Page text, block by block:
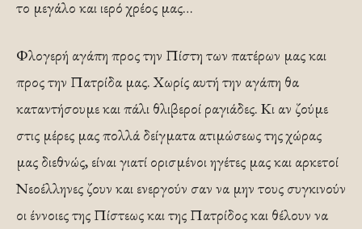
το μεγάλο και ιερό χρέος μας…
Φλογερή αγάπη προς την Πίστη των πατέρων μας και
προς την Πατρίδα μας. Χωρίς αυτή την αγάπη θα
καταντήσουμε και πάλι θλιβεροί ραγιάδες. Κι αν ζούμε
στις μέρες μας πολλά δείγματα ατιμώσεως της χώρας
μας διεθνώς, είναι γιατί ορισμένοι ηγέτες μας και αρκετοί
Νεοέλληνες ζουν και ενεργούν σαν να μην τους συγκινούν
οι έννοιες της Πίστεως και της Πατρίδος και θέλουν να